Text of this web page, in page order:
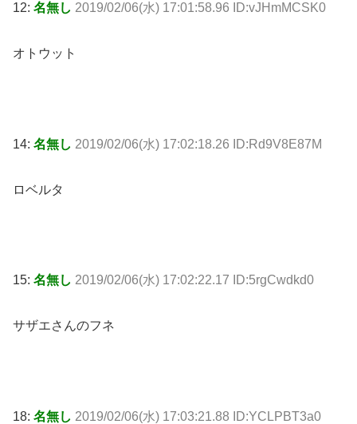
12: 名無し 2019/02/06(水) 17:01:58.96 ID:vJHmMCSK0
オトウット
14: 名無し 2019/02/06(水) 17:02:18.26 ID:Rd9V8E87M
ロベルタ
15: 名無し 2019/02/06(水) 17:02:22.17 ID:5rgCwdkd0
サザエさんのフネ
18: 名無し 2019/02/06(水) 17:03:21.88 ID:YCLPBT3a0